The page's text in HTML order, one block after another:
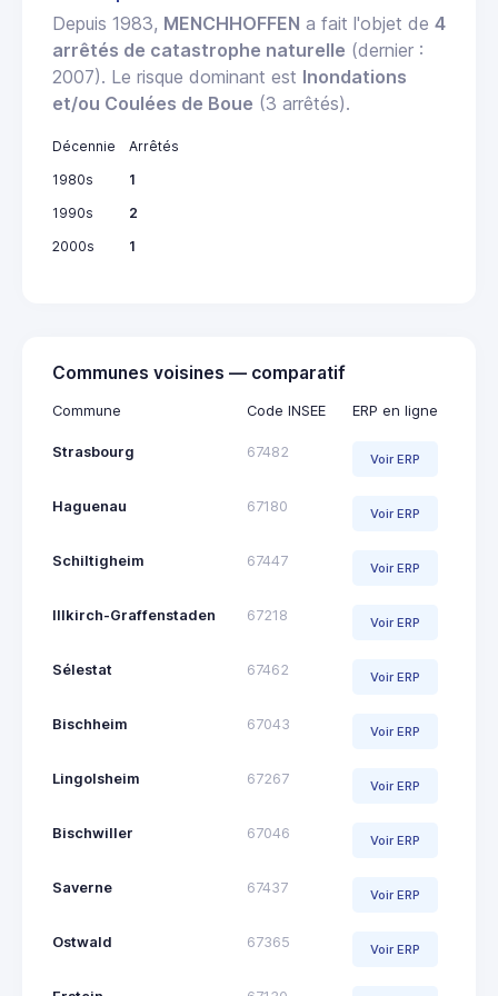
Depuis 1983, MENCHHOFFEN a fait l'objet de 4
arrêtés de catastrophe naturelle (dernier :
2007). Le risque dominant est Inondations
et/ou Coulées de Boue (3 arrêtés).
Décennie
Arrêtés
1980s
1
1990s
2
2000s
1
Communes voisines — comparatif
Commune Code INSEE ERP en ligne
Strasbourg 67482 Voir ERP
Haguenau 67180 Voir ERP
Schiltigheim 67447 Voir ERP
Illkirch-Graffenstaden 67218 Voir ERP
Sélestat 67462 Voir ERP
Bischheim 67043 Voir ERP
Lingolsheim 67267 Voir ERP
Bischwiller 67046 Voir ERP
Saverne 67437 Voir ERP
Ostwald 67365 Voir ERP